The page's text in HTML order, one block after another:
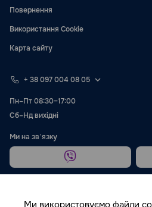
Повернення
Використання Cookie
Карта сайту
+ 38 097 004 08 05
Пн–Пт 08:30–17:00
Сб–Нд вихідні
Ми на звʼязку
Ми використовуємо файли